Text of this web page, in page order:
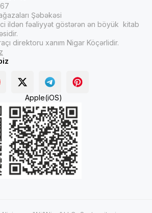
Şəbəkəsi
ildən fəaliyyət göstərən ən böyük kitab
direktoru xanım Nigar Köçərlidir.
Apple(iOS)